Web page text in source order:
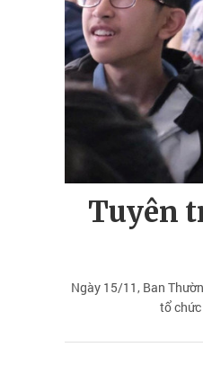
Tuyên
Ngày 15/11, Ban
tổ